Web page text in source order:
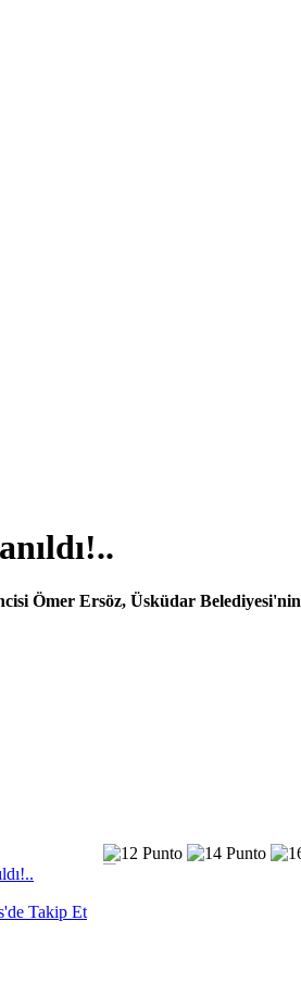
Ömer Ersöz, Üsküdar Belediyesi'nin